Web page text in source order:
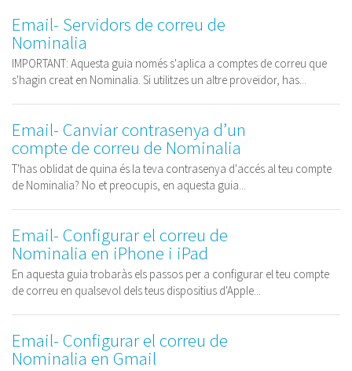
Email- Servidors de correu de
Nominalia
IMPORTANT: Aquesta guia només s'aplica a comptes de correu que
s'hagin creat en Nominalia. Si utilitzes un altre proveïdor, has...
Email- Canviar contrasenya d’un
compte de correu de Nominalia
T'has oblidat de quina és la teva contrasenya d'accés al teu compte
de Nominalia? No et preocupis, en aquesta guia...
Email- Configurar el correu de
Nominalia en iPhone i iPad
En aquesta guia trobaràs els passos per a configurar el teu compte
de correu en qualsevol dels teus dispositius d'Apple...
Email- Configurar el correu de
Nominalia en Gmail